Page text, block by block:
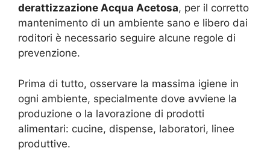
derattizzazione Acqua Acetosa, per il corretto
mantenimento di un ambiente sano e libero dai
roditori è necessario seguire alcune regole di
prevenzione.
Prima di tutto, osservare la massima igiene in
ogni ambiente, specialmente dove avviene la
produzione o la lavorazione di prodotti
alimentari: cucine, dispense, laboratori, linee
produttive.